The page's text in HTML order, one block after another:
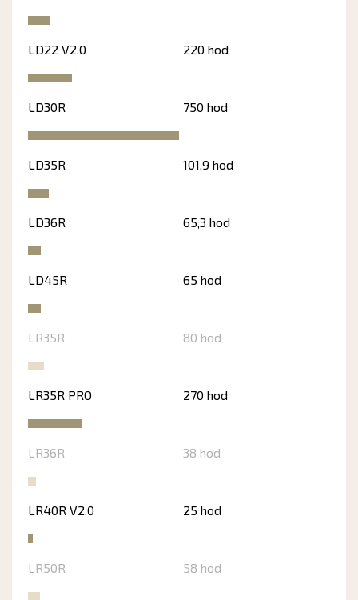
LD22 V2.0 220 hod
LD30R 750 hod
LD35R 101,9 hod
LD36R 65,3 hod
LD45R 65 hod
LR35R 80 hod
LR35R PRO 270 hod
LR36R 38 hod
LR40R V2.0 25 hod
LR50R 58 hod